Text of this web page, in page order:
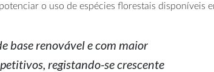
o uso de espécies florestais disponíveis
base renovável e com maior
registando-se crescente